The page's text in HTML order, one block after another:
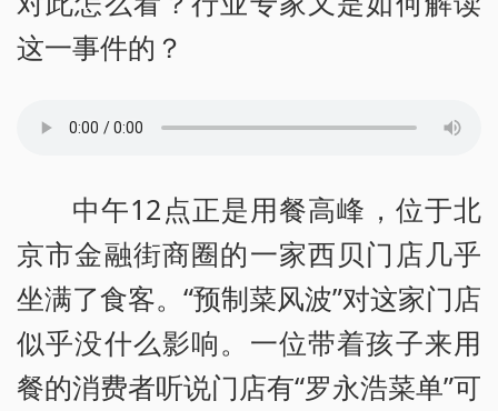
这一事件的？
中午12点正是用餐高峰，位于北
京市金融街商圈的一家西贝门店几乎
坐满了食客。“预制菜风波”对这家门店
似乎没什么影响。一位带着孩子来用
餐的消费者听说门店有“罗永浩菜单”可